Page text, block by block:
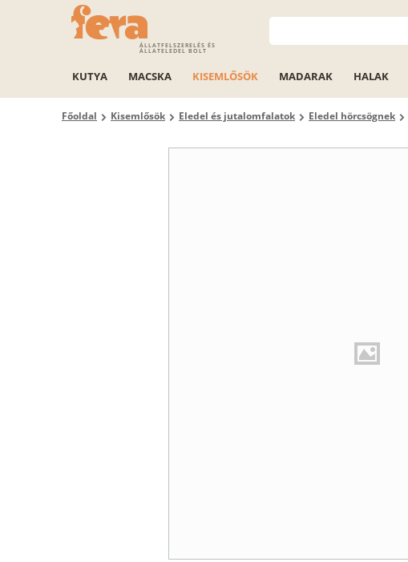
ÁLLATFELSZERELÉS ÉS
ÁLLATELEDEL BOLT
KUTYA MACSKA KISEMLŐSÖK MADARAK HALAK
Főoldal Kisemlősök Eledel és jutalomfalatok Eledel hörcsögnek